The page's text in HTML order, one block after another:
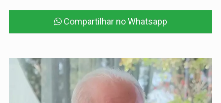
Compartilhar no Whatsapp